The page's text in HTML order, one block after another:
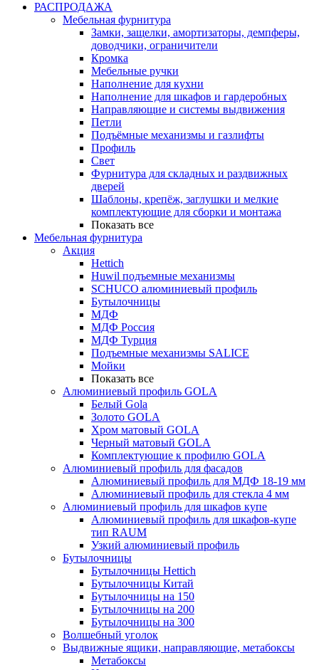
РАСПРОДАЖА
Мебельная фурнитура
Замки, защелки, амортизаторы, демпферы,
доводчики, ограничители
Кромка
Мебельные ручки
Наполнение для кухни
Наполнение для шкафов и гардеробных
Направляющие и системы выдвижения
Петли
Подъёмные механизмы и газлифты
Профиль
Свет
Фурнитура для складных и раздвижных
дверей
Шаблоны, крепёж, заглушки и мелкие
комплектующие для сборки и монтажа
Показать все
Мебельная фурнитура
Акция
Hettich
Huwil подъемные механизмы
SCHUCO алюминиевый профиль
Бутылочницы
МДФ
МДФ Россия
МДФ Турция
Подъемные механизмы SALICE
Мойки
Показать все
Алюминиевый профиль GOLA
Белый Gola
Золото GOLA
Хром матовый GOLA
Черный матовый GOLA
Комплектующие к профилю GOLA
Алюминиевый профиль для фасадов
Алюминиевый профиль для МДФ 18-19 мм
Алюминиевый профиль для стекла 4 мм
Алюминиевый профиль для шкафов купе
Алюминиевый профиль для шкафов-купе
тип RAUM
Узкий алюминиевый профиль
Бутылочницы
Бутылочницы Hettich
Бутылочницы Китай
Бутылочницы на 150
Бутылочницы на 200
Бутылочницы на 300
Волшебный уголок
Выдвижные ящики, направляющие, метабоксы
Метабоксы